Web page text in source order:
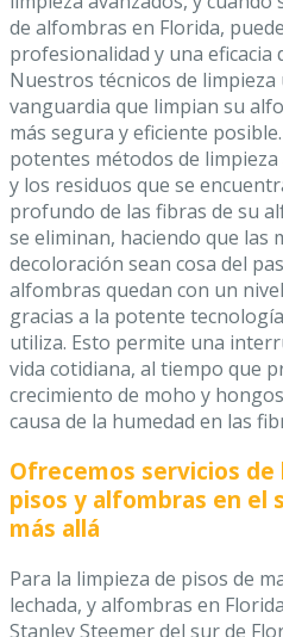
de alfombras en Florida,
profesionalidad y una eficacia
Nuestros técnicos de limpieza
vanguardia que limpian su
más segura y eficiente
potentes métodos de limpieza
y los residuos que se
profundo de las fibras de su
se eliminan, haciendo que las
decoloración sean cosa del
alfombras quedan con un
gracias a la potente
utiliza. Esto permite una
vida cotidiana, al tiempo que
crecimiento de moho y
causa de la humedad en las
Ofrecemos servicios de
pisos y alfombras en el
más allá
Para la limpieza de pisos de
lechada, y alfombras en
Stanley Steemer del sur de